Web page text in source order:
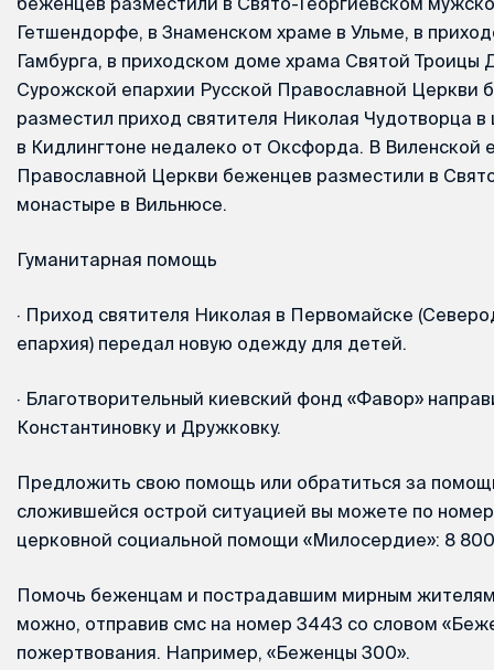
Гетшендорфе, в Знаменском храме в Ульме, в
Гамбурга, в приходском доме храма Святой Троицы
Сурожской епархии Русской Православной Церкви
разместил приход святителя Николая Чудотворца
в Кидлингтоне недалеко от Оксфорда. В Виленской
Православной Церкви беженцев разместили в
монастыре в Вильнюсе.
Гуманитарная помощь
· Приход святителя Николая в Первомайске
епархия) передал новую одежду для детей.
· Благотворительный киевский фонд «Фавор»
Константиновку и Дружковку.
Предложить свою помощь или обратиться за
сложившейся острой ситуацией вы можете по
церковной социальной помощи «Милосердие»: 8
Помочь беженцам и пострадавшим мирным
можно, отправив смс на номер 3443 со словом
пожертвования. Например, «Беженцы 300».